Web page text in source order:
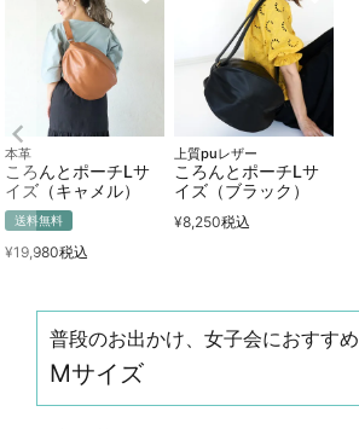
本革
ころんとポーチLサ
イズ（キャメル）
送料無料
¥19,980税込
上質puレザー
ころんとポーチLサ
イズ（ブラック）
¥8,250税込
普段のお出かけ、女子会におすすめ
Mサイズ